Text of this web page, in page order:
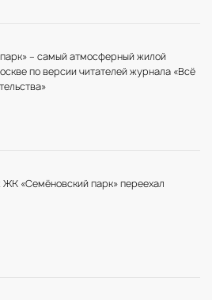
– самый атмосферный жилой
по версии читателей журнала «Всё
«Семёновский парк» переехал